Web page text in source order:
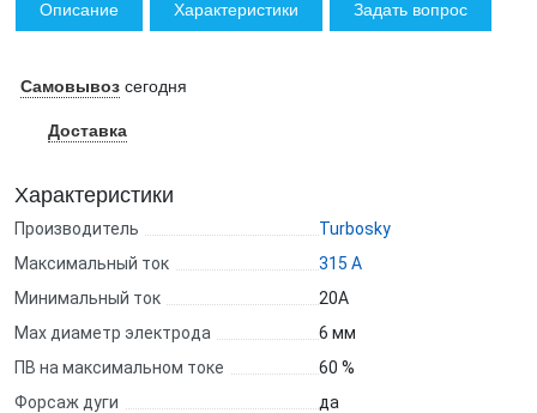
Описание Характеристики Задать вопрос
Самовывоз сегодня
Доставка
Характеристики
Производитель
Turbosky
Максимальный ток
315 А
Минимальный ток
20А
Max диаметр электрода
6 мм
ПВ на максимальном токе
60 %
Форсаж дуги
да